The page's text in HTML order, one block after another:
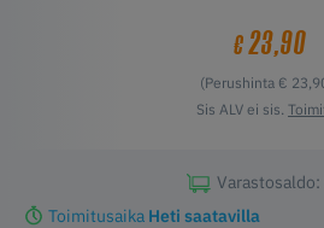
€23,90
(Perushinta €
Sis ALV ei sis.
Varastosaldo:
Toimitusaika Heti saatavilla